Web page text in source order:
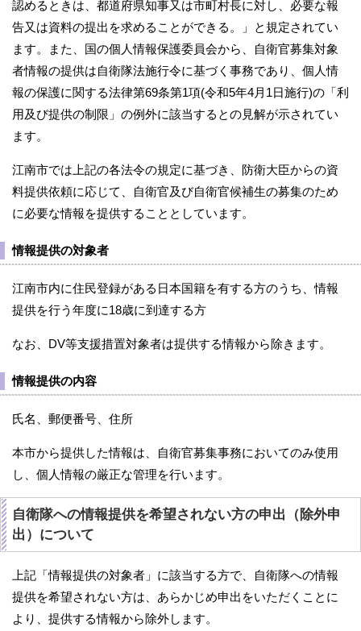
認めるときは、都道府県知事又は市町村長に対し、必要な報
告又は資料の提出を求めることができる。」と規定されてい
ます。また、国の個人情報保護委員会から、自衛官募集対象
者情報の提供は自衛隊法施行令に基づく事務であり、個人情
報の保護に関する法律第69条第1項(令和5年4月1日施行)の「利
用及び提供の制限」の例外に該当するとの見解が示されてい
ます。
江南市では上記の各法令の規定に基づき、防衛大臣からの資
料提供依頼に応じて、自衛官及び自衛官候補生の募集のため
に必要な情報を提供することとしています。
情報提供の対象者
江南市内に住民登録がある日本国籍を有する方のうち、情報
提供を行う年度に18歳に到達する方
なお、DV等支援措置対象者は提供する情報から除きます。
情報提供の内容
氏名、郵便番号、住所
本市から提供した情報は、自衛官募集事務においてのみ使用
し、個人情報の厳正な管理を行います。
自衛隊への情報提供を希望されない方の申出（除外申
出）について
上記「情報提供の対象者」に該当する方で、自衛隊への情報
提供を希望されない方は、あらかじめ申出をいただくことに
より、提供する情報から除外します。